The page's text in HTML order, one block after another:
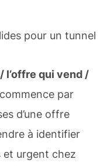
pour un tunnel
l’offre qui vend /
par
d’une offre
à identifier
et urgent chez